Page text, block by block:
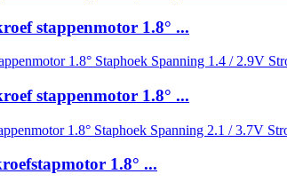
stappenmotor 1.8° ...
stappenmotor 1.8° ...
1.8° ...